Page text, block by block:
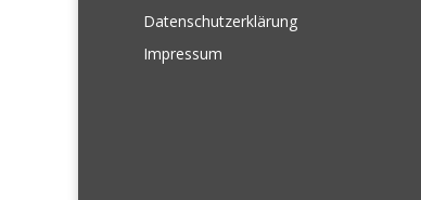
Datenschutzerklärung
Impressum